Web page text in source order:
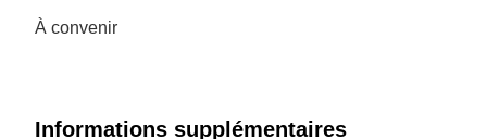
À convenir
Informations supplémentaires